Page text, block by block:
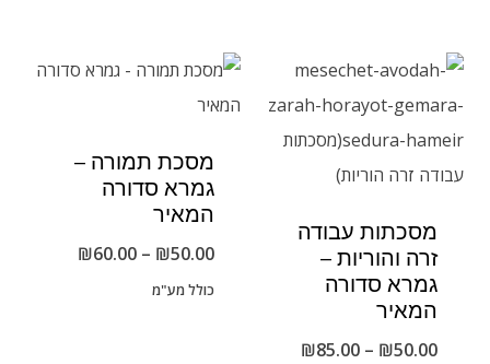
מסכתות עבודה
זרה והוריות –
גמרא סדורה
המאיר
₪50.00
–
₪85.00
מסכת תמורה –
גמרא סדורה
המאיר
₪50.00
–
₪60.00
כולל מע"מ